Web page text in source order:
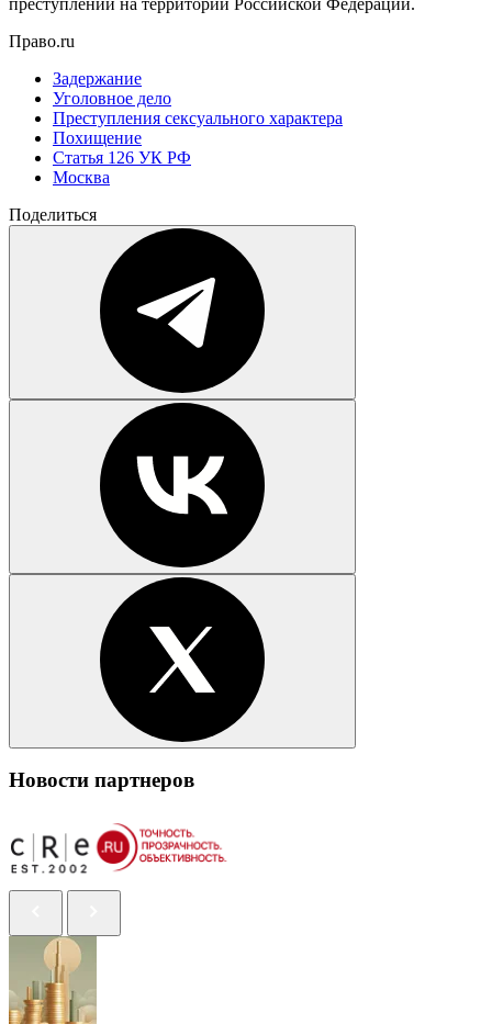
Право.ru
Задержание
Уголовное дело
Преступления сексуального характера
Похищение
Статья 126 УК РФ
Москва
Поделиться
Новости партнеров